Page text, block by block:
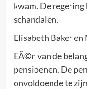
kwam. De regering
schandalen.
Elisabeth Baker en
EÃ©n van de
pensioenen. De
onvoldoende te